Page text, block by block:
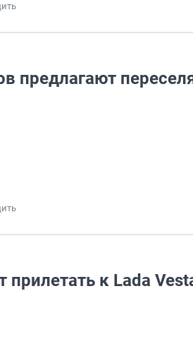
предлагают
к Lada